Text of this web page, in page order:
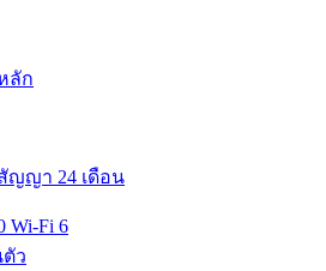
ลัก
ญญา 24 เดือน
Wi-Fi 6
ว